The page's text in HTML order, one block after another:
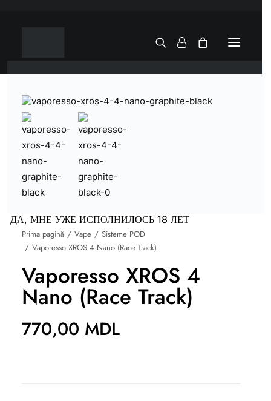
Prima pagină Vape
Sisteme POD
Vaporesso XROS 4 Nano (Race Track)
Vaporesso XROS 4
Nano (Race Track)
770,00 MDL
ДА, МНЕ УЖЕ ИСПОЛНИЛОСЬ 18 ЛЕТ